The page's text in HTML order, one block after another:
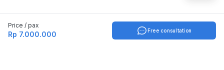
Price / pax
Rp 7.000.000 Free consultation